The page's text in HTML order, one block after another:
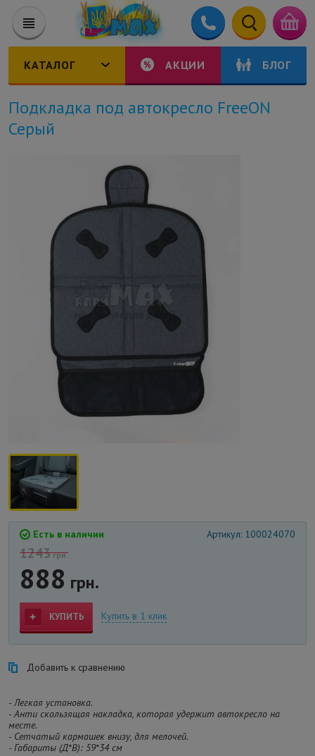
КАТАЛОГ АКЦИИ БЛОГ
Подкладка под автокресло FreeON
Серый
Есть в наличии Артикул: 100024070
1243грн.
888 грн.
КУПИТЬ Купить в 1 клик
Добавить к сравнению
- Легкая установка.
- Анти скользящая накладка, которая удержит автокресло на
месте.
- Сетчатый кармашек внизу, для мелочей.
- Габариты (Д*В): 59*34 см